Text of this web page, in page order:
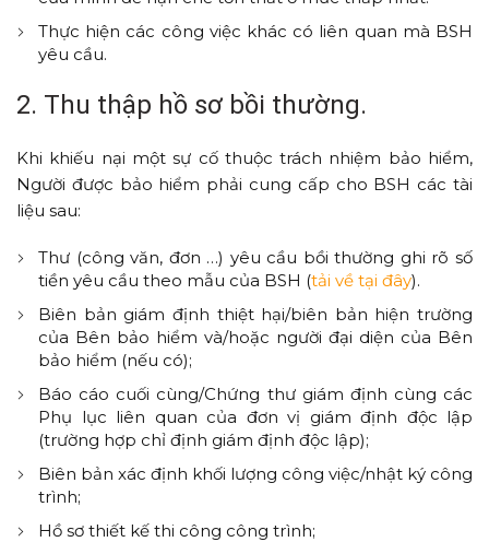
Thực hiện các công việc khác có liên quan mà BSH
yêu cầu.
2. Thu thập hồ sơ bồi thường.
Khi khiếu nại một sự cố thuộc trách nhiệm bảo hiểm,
Người được bảo hiểm phải cung cấp cho BSH các tài
liệu sau:
Thư (công văn, đơn …) yêu cầu bồi thường ghi rõ số
tiền yêu cầu theo mẫu của BSH (tải về tại đây).
Biên bản giám định thiệt hại/biên bản hiện trường
của Bên bảo hiểm và/hoặc người đại diện của Bên
bảo hiểm (nếu có);
Báo cáo cuối cùng/Chứng thư giám định cùng các
Phụ lục liên quan của đơn vị giám định độc lập
(trường hợp chỉ định giám định độc lập);
Biên bản xác định khối lượng công việc/nhật ký công
trình;
Hồ sơ thiết kế thi công công trình;